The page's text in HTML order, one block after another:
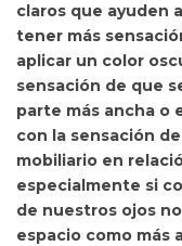
claros que ayuden
tener más
aplicar un color
sensación de que
parte más ancha o
con la sensación
mobiliario en
especialmente si
de nuestros ojos
espacio como más